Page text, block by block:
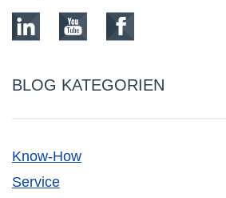
BLOG KATEGORIEN
Know-How
Service